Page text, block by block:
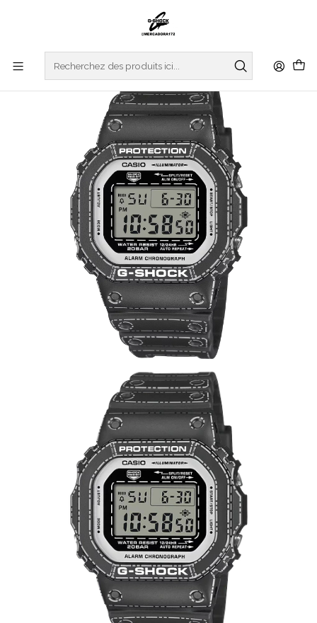
G-SHOCK
Origami Limited Edition DW-5600RGM-1ER